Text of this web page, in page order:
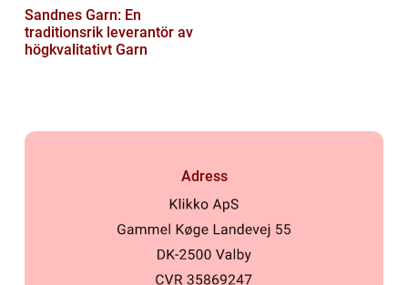
Sandnes Garn: En
traditionsrik leverantör av
högkvalitativt Garn
Adress